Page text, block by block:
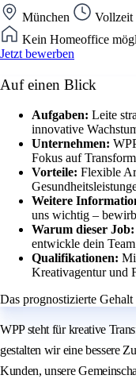
München Vollzeit
Kein Homeoffice
Jetzt bewerben
Auf einen Blick
Aufgaben: Leite
innovative
Unternehmen:
Fokus auf
Vorteile: Flexible
Weitere
uns wichtig –
Warum dieser Job:
entwickle dein
Qualifikationen:
Kreativagentur und
Das prognostizierte
WPP steht für kreative
gestalten wir eine bessere
Kunden, unsere